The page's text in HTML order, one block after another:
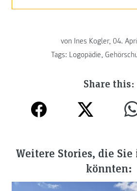
von Ines Kogler, 04.
Tags: Logopädie,
Share this:
Weitere Stories, die
könnten: